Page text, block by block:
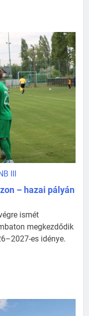
III
– hazai pályán
ismét
megkezdődik
es idénye.